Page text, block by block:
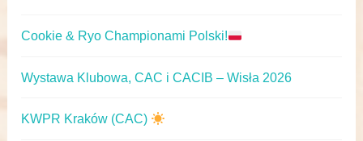
Cookie & Ryo Championami Polski!
Wystawa Klubowa, CAC i CACIB – Wisła 2026
KWPR Kraków (CAC)